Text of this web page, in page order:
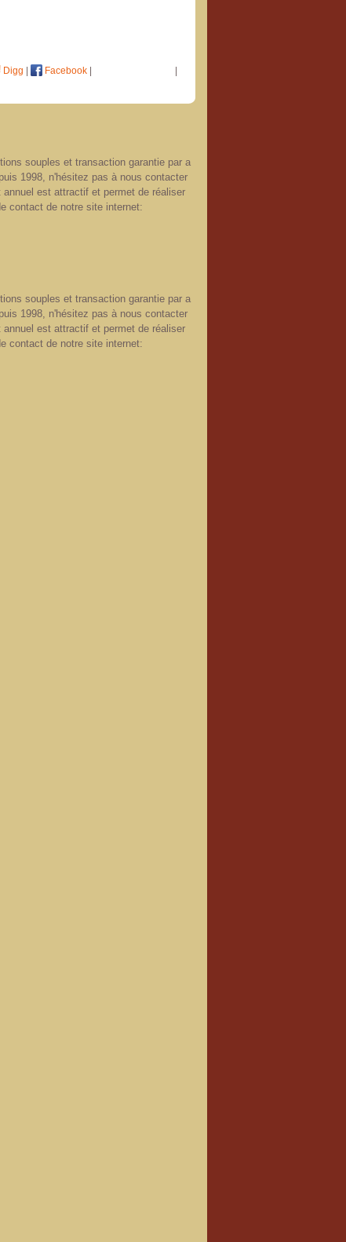
Digg Facebook
souples et transaction garantie par a
1998, n'hésitez pas à nous contacter
est attractif et permet de réaliser
contact de notre site internet:
souples et transaction garantie par a
1998, n'hésitez pas à nous contacter
est attractif et permet de réaliser
contact de notre site internet: